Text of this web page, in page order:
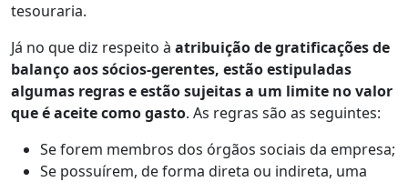
tesouraria.
Já no que diz respeito à atribuição de gratificações de
balanço aos sócios-gerentes, estão estipuladas
algumas regras e estão sujeitas a um limite no valor
que é aceite como gasto. As regras são as seguintes:
Se forem membros dos órgãos sociais da empresa;
Se possuírem, de forma direta ou indireta, uma